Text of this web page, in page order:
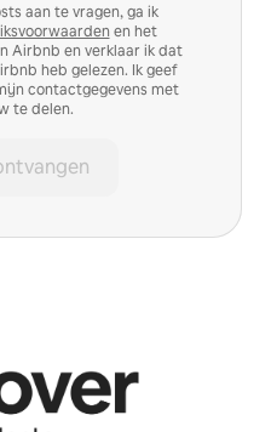
aan te vragen, ga ik
en het
Airbnb en verklaar ik dat
heb gelezen. Ik geef
contactgegevens met
te delen.